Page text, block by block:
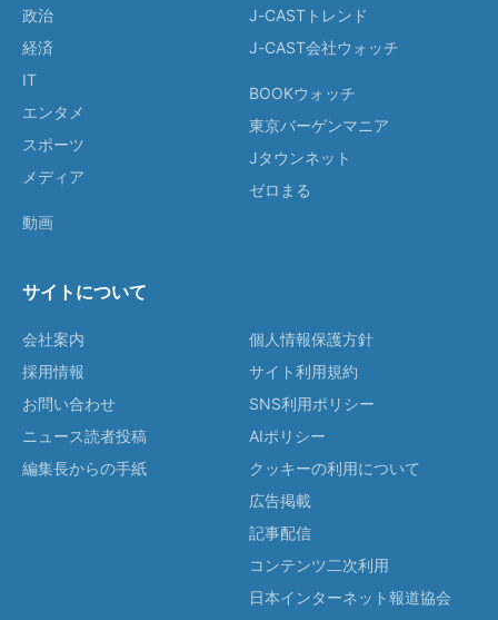
政治
経済
IT
エンタメ
スポーツ
メディア
動画
J-CASTトレンド
J-CAST会社ウォッチ
BOOKウォッチ
東京バーゲンマニア
Jタウンネット
ゼロまる
サイトについて
会社案内
採用情報
お問い合わせ
ニュース読者投稿
編集長からの手紙
個人情報保護方針
サイト利用規約
SNS利用ポリシー
AIポリシー
クッキーの利用について
広告掲載
記事配信
コンテンツ二次利用
日本インターネット報道協会